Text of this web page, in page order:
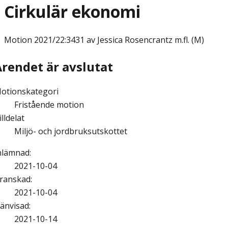
Cirkulär ekonomi
Motion 2021/22:3431 av Jessica Rosencrantz m.fl. (M)
är avslutat
Fristående motion
Miljö- och jordbruksutskottet
:
2021-10-04
:
2021-10-04
:
2021-10-14